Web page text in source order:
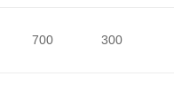
700 300